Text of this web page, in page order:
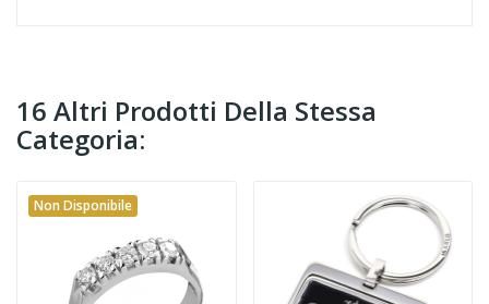
16 Altri Prodotti Della Stessa
Categoria:
Non Disponibile